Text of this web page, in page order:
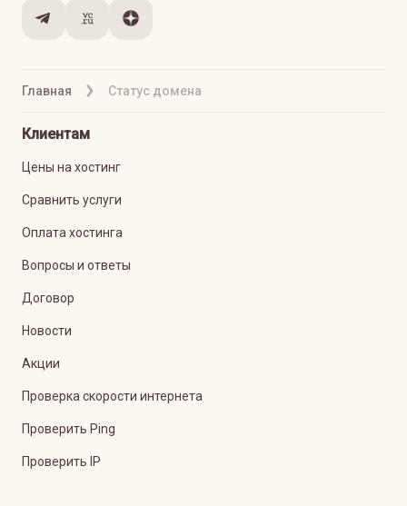
Главная Статус домена
Клиентам
Цены на хостинг
Сравнить услуги
Оплата хостинга
Вопросы и ответы
Договор
Новости
Акции
Проверка скорости интернета
Проверить Ping
Проверить IP